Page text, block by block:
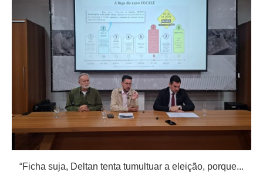
“Ficha suja, Deltan tenta tumultuar a eleição, porque...